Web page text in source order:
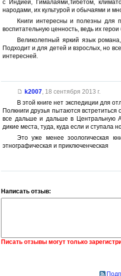
с Индией, Гималаями,Тибетом,
народами, их культурой и обычаями и
Книги интересны и полезны для
воспитательную ценность, ведь их
Великолепный яркий язык
Подходит и для детей и взрослых, но
интересней.
k2007, 18 сентября 2013 г.
В этой книге нет экспедиции для
Полкниги друзья пытаются встретиться
все дальше и дальше в Центральную
дикие места, туда, куда если и ступала
Это уже менее зоологическая
этнографическая и приключенческая
Написать отзыв:
Писать отзывы могут только